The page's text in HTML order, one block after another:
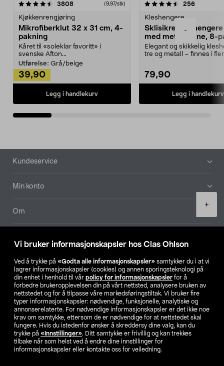
Vi bruker informasjonskapsler hos Clas Ohlson
Ved å trykke på «Godta alle informasjonskapsler» samtykker du i at vi
lagrer informasjonskapsler (cookies) og annen sporingsteknologi på
din enhet i henhold til vår policy for informasjonskapsler for å
forbedre brukeropplevelsen din på vårt nettsted, analysere bruken av
nettstedet og for å tilpasse våre markedsføringstiltak. Vi bruker fire
typer informasjonskapsler: nødvendige, funksjonelle, analytiske og
annonserelaterte. For nødvendige informasjonskapsler er det ikke noe
krav om samtykke, ettersom de er nødvendige for at nettstedet skal
fungere. Hvis du istedenfor ønsker å skreddersy dine valg, kan du
trykke på «Innstillinger». Ditt samtykke er frivillig og kan trekkes
tilbake når som helst ved å endre dine innstillinger for
informasjonskapsler eller kontakte oss for veiledning.
-
+
3808anmeldelser(9,97/stk)
Kjøkkenrengjøring
Mikrofiberklut 32 x 31 cm, 4-
pakning
Kåret til «soleklar favoritt» i
svenske Afton...
Utførelse: Grå/beige
39,90
Legg i handlekurv
4.5av 5 stjerner 256
Kleshengere
Sklisikre
med metallpinne, 8-
Elegant og skikkelig
tre og metall – finnes i
79,90
Legg i handlekurv
4.5av 5 stjerner
Bunntekst
Kundeservice
Min konto
Om
Våre selskaper
Finn din butikk
SE NO FI